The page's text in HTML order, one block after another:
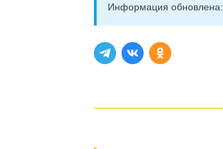
Информация обновлена: